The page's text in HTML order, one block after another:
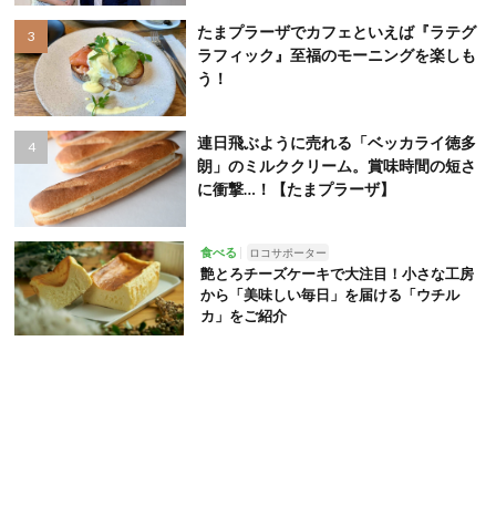
たまプラーザでカフェといえば『ラテグ
ラフィック』至福のモーニングを楽しも
う！
連日飛ぶように売れる「ベッカライ徳多
朗」のミルククリーム。賞味時間の短さ
に衝撃…！【たまプラーザ】
食べる ロコサポーター
艶とろチーズケーキで大注目！小さな工房
から「美味しい毎日」を届ける「ウチル
カ」をご紹介